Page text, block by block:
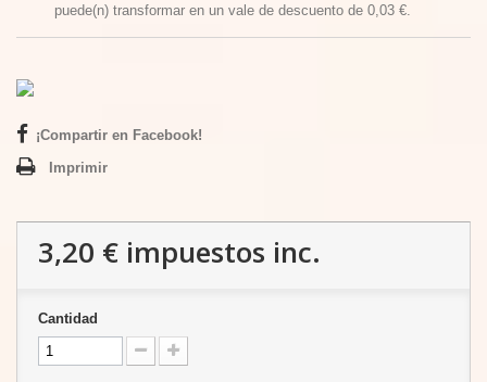
puede(n) transformar en un vale de descuento de 0,03 €.
¡Compartir en Facebook!
Imprimir
3,20 € impuestos inc.
Cantidad